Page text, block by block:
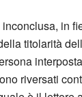
inconclusa, in
titolarità
riversati